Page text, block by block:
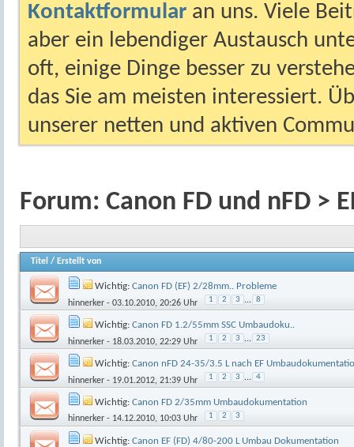
Kontaktformular an uns. Viele
aber ein lebendiger Austausch
oft, einige Dinge besser zu
das Sie am meisten interessiert.
unserer netten und aktiven
Forum: Canon FD und nFD >
Titel / Erstellt von
Wichtig: Canon FD (EF) 2/28mm.. Probleme
hinnerker - 03.10.2010, 20:26 Uhr 1 2 3 ... 8
Wichtig: Canon FD 1.2/55mm SSC Umbaudoku..
hinnerker - 18.03.2010, 22:29 Uhr 1 2 3 ... 23
Wichtig: Canon nFD 24-35/3.5 L nach EF
hinnerker - 19.01.2012, 21:39 Uhr 1 2 3 ... 4
Wichtig: Canon FD 2/35mm Umbaudokumentation
hinnerker - 14.12.2010, 10:03 Uhr 1 2 3
Wichtig: Canon EF (FD) 4/80-200 L Umbau Dokumentation